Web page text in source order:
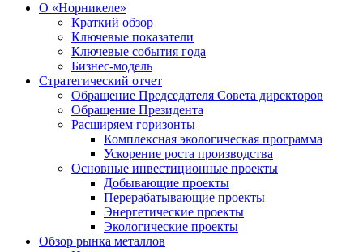
О «Норникеле»
Краткий обзор
Ключевые показатели
Ключевые события года
Бизнес-модель
Стратегический отчет
Обращение Председателя Совета директоров
Обращение Президента
Расширяем горизонты
Комплексная экологическая программа
Ускорение роста производства
Основные инвестиционные проекты
Добывающие проекты
Перерабатывающие проекты
Энергетические проекты
Экологические проекты
Обзор рынка металлов